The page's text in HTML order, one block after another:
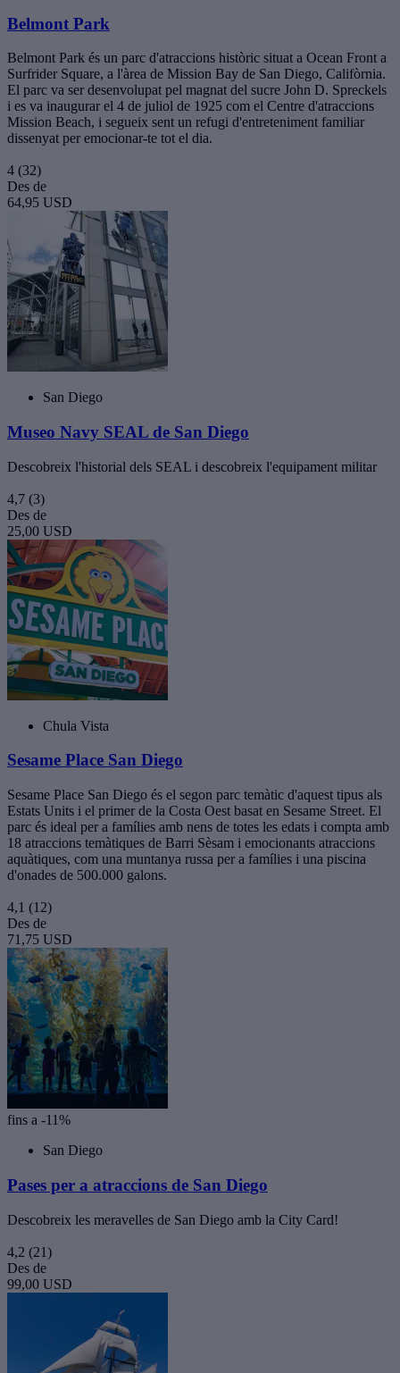
Belmont Park
Belmont Park és un parc d'atraccions històric situat a Ocean Front a
Surfrider Square, a l'àrea de Mission Bay de San Diego, Califòrnia.
El parc va ser desenvolupat pel magnat del sucre John D. Spreckels
i es va inaugurar el 4 de juliol de 1925 com el Centre d'atraccions
Mission Beach, i segueix sent un refugi d'entreteniment familiar
dissenyat per emocionar-te tot el dia.
4 (32)
Des de
64,95 USD
San Diego
Museo Navy SEAL de San Diego
Descobreix l'historial dels SEAL i descobreix l'equipament militar
4,7 (3)
Des de
25,00 USD
Chula Vista
Sesame Place San Diego
Sesame Place San Diego és el segon parc temàtic d'aquest tipus als
Estats Units i el primer de la Costa Oest basat en Sesame Street. El
parc és ideal per a famílies amb nens de totes les edats i compta amb
18 atraccions temàtiques de Barri Sèsam i emocionants atraccions
aquàtiques, com una muntanya russa per a famílies i una piscina
d'onades de 500.000 galons.
4,1 (12)
Des de
71,75 USD
fins a -11%
San Diego
Pases per a atraccions de San Diego
Descobreix les meravelles de San Diego amb la City Card!
4,2 (21)
Des de
99,00 USD